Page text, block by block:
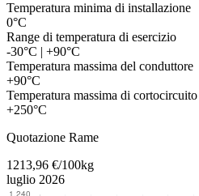
Temperatura minima di installazione
0°C
Range di temperatura di esercizio
-30°C | +90°C
Temperatura massima del conduttore
+90°C
Temperatura massima di cortocircuito
+250°C
Quotazione Rame
1213,96 €/100kg
luglio 2026